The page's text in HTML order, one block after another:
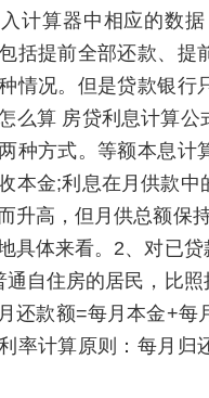
计算器中相应的数
括提前全部还款、提
情况。但是贷款银行
么算 房贷利息计算
种方式。等额本息计
本金;利息在月供款
升高，但月供总额保
具体来看。2、对已
通自住房的居民，比
还款额=每月本金+
率计算原则：每月归